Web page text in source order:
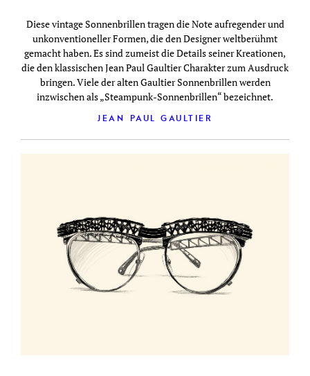
Diese vintage Sonnenbrillen tragen die Note aufregender und
unkonventioneller Formen, die den Designer weltberühmt
gemacht haben. Es sind zumeist die Details seiner Kreationen,
die den klassischen Jean Paul Gaultier Charakter zum Ausdruck
bringen. Viele der alten Gaultier Sonnenbrillen werden
inzwischen als „Steampunk-Sonnenbrillen“ bezeichnet.
JEAN PAUL GAULTIER